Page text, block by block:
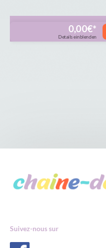
0,00€
Details einblenden
Suivez-nous sur